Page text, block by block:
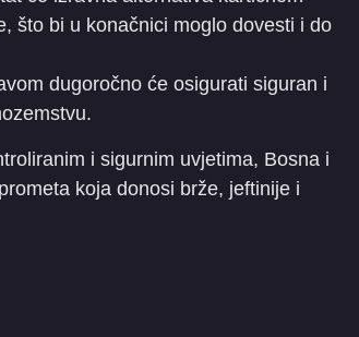
što bi u konačnici moglo dovesti i do
dugoročno će osigurati siguran i
i sigurnim uvjetima, Bosna i
koja donosi brže, jeftinije i